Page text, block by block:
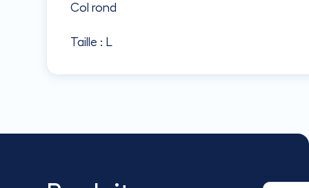
Col rond
Taille : L